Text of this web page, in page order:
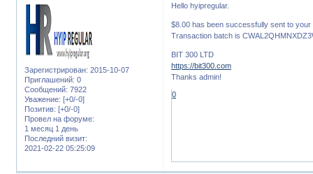
Зарегистрирован: 2015-10-07
Приглашений: 0
Сообщений: 7922
Уважение: [+0/-0]
Позитив: [+0/-0]
Провел на форуме:
1 месяц 1 день
Последний визит:
2021-02-22 05:25:09
Hello hyipregular.
$8.00 has been successfully sent to
Transaction batch is
BIT 300 LTD
https://bit300.com
Thanks admin!
0